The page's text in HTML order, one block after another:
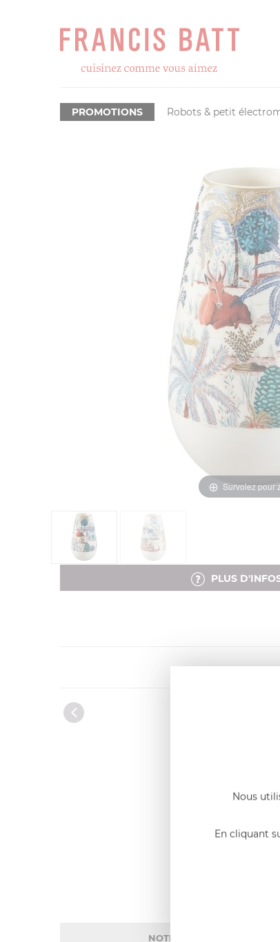
Robots & petit
PROMOTIONS
Survolez pour
PLUS
NOTE MOYENNE
Nous
En cliquant